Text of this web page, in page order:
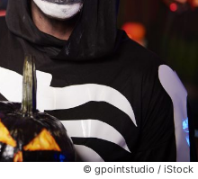
© gpointstudio / iStock